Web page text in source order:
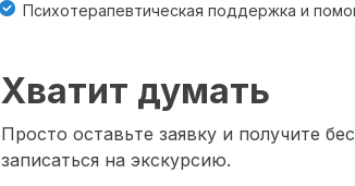
Психотерапевтическая поддержка и
Хватит думать
Просто оставьте заявку и получите
записаться на экскурсию.